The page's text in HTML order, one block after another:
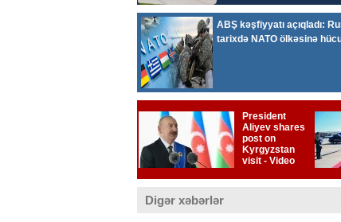
Digər xəbərlər